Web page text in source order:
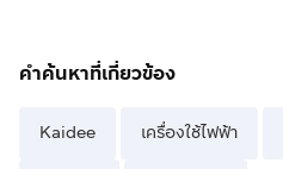
คำค้นหาที่เกี่ยวข้อง
Kaidee เครื่องใช้ไฟฟ้า